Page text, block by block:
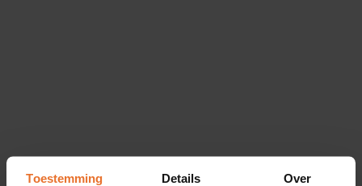
Toestemming Details Over